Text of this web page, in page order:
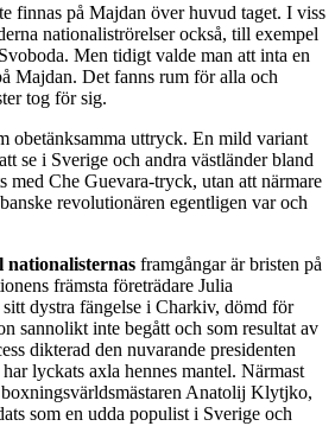
finnas på Majdan över huvud taget. I viss
nationaliströrelser också, till exempel
Men tidigt valde man att inta en
Majdan. Det fanns rum för alla och
tog för sig.
obetänksamma uttryck. En mild variant
se i Sverige och andra västländer bland
med Che Guevara-tryck, utan att närmare
revolutionären egentligen var och
framgångar är bristen på
främsta företrädare Julia
dystra fängelse i Charkiv, dömd för
sannolikt inte begått och som resultat av
dikterad den nuvarande presidenten
lyckats axla hennes mantel. Närmast
Anatolij Klytjko,
som en udda populist i Sverige och